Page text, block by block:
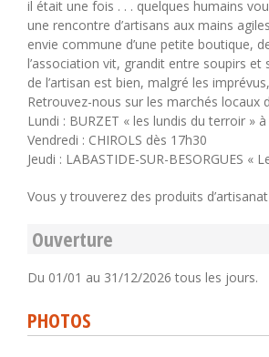
il était une fois . . . quelques humains
une rencontre d’artisans aux mains
envie commune d’une petite boutique,
l’association vit, grandit entre soupirs
de l’artisan est bien, malgré les
Retrouvez-nous sur les marchés locaux
Lundi : BURZET « les lundis du terroir »
Vendredi : CHIROLS dès 17h30
Jeudi : LABASTIDE-SUR-BESORGUES «
Vous y trouverez des produits
Ouverture
Du 01/01 au 31/12/2026 tous les jours.
PHOTOS